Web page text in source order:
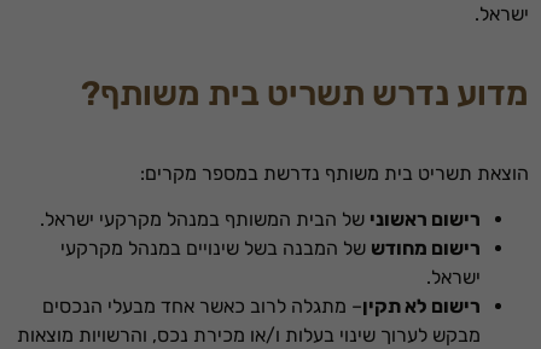
ישראל.
מדוע נדרש תשריט בית משותף?
הוצאת תשריט בית משותף נדרשת במספר מקרים:
רישום ראשוני של הבית המשותף במנהל מקרקעי ישראל.
רישום מחודש של המבנה בשל שינויים במנהל מקרקעי
ישראל.
רישום לא תקין– מתגלה לרוב כאשר אחד מבעלי הנכסים
מבקש לערוך שינוי בעלות ו/או מכירת נכס, והרשויות מוצאות